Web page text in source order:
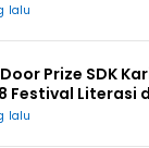
lalu
Prize SDK
Festival Literasi
lalu